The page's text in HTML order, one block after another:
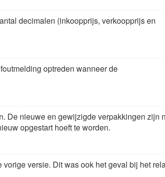
decimalen (inkoopprijs, verkoopprijs en
optreden wanneer de
De nieuwe en gewijzigde verpakkingen zijn
opgestart hoeft te worden.
versie. Dit was ook het geval bij het